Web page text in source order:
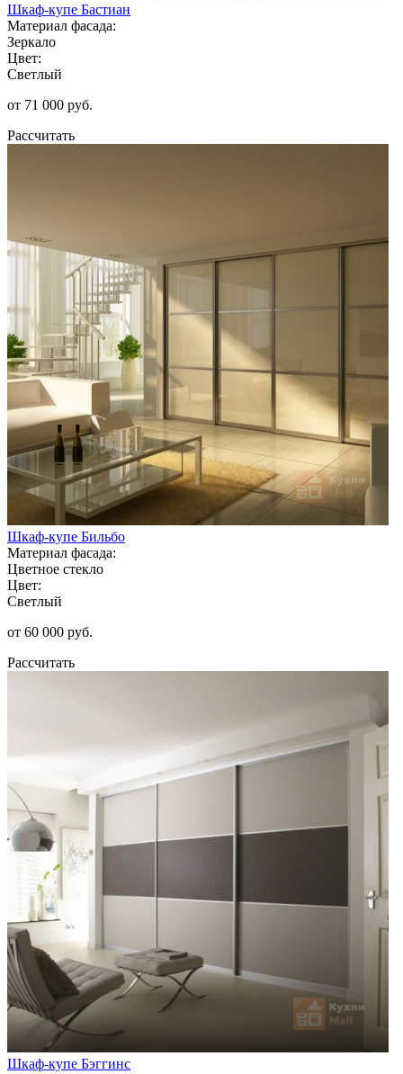
Шкаф-купе Бастиан
Материал фасада:
Зеркало
Цвет:
Светлый
от 71 000 руб.
Рассчитать
Шкаф-купе Бильбо
Материал фасада:
Цветное стекло
Цвет:
Светлый
от 60 000 руб.
Рассчитать
Шкаф-купе Бэггинс